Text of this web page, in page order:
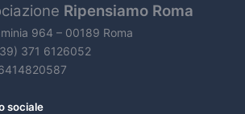
Ripensiamo Roma
964 – 00189 Roma
371 6126052
sociale